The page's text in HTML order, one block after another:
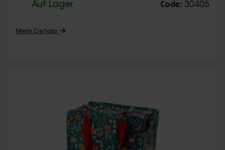
Auf Lager Code: 30406
Mehr Details